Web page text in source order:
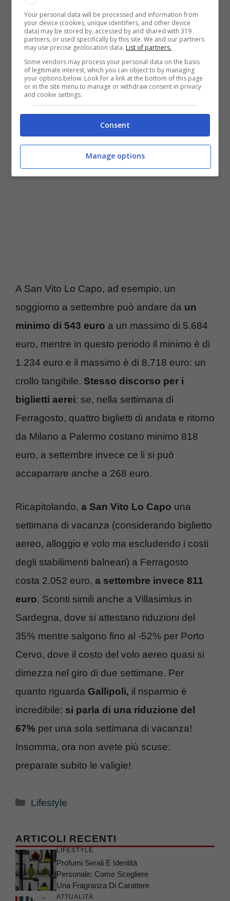
A San Vito Lo Capo, ad esempio, un
soggiorno a settembre può andare da un
minimo di 543 euro a un massimo di 5.684
euro, mentre in questo periodo il minimo è di
1.234 euro e il massimo è di 8.718 euro: un
crollo tangibile. Stesso discorso per i
biglietti aerei: se, nella settimana di
Ferragosto, quattro biglietti di andata e ritorno
da Milano a Palermo costano minimo 818
euro, a settembre invece ce li si può
accaparrare anche a 268 euro.
Ricapitolando, a San Vito Lo Capo una
settimana di vacanza (considerando biglietto
aereo, alloggio e volo ma escludendo i costi
degli stabilimenti balneari) a Ferragosto
costa 2.052 euro, a settembre invece 811
euro. Sconti simili anche a Villasimius in
Sardegna, dove si attestano riduzioni del
35% mentre salgono fino al -52% per Porto
Cervo, dove il costo del volo aereo quasi si
dimezza nel giro di due settimane. Per
quanto riguarda Gallipoli, il risparmio è
incredibile: si parla di una riduzione del
67% per una sola settimana di vacanza!
Insomma, ora non avete più scuse:
preparate subito le valigie!
Categorie
Lifestyle
ARTICOLI RECENTI
LIFESTYLE
Profumi Serali E Identità
Personale: Come Scegliere
Una Fragranza Di Carattere
ATTUALITÀ
Your personal data will be processed and information from
your device (cookies, unique identifiers, and other device
data) may be stored by, accessed by and shared with 319
partners, or used specifically by this site. We and our partners
may use precise geolocation data. List of partners.
Some vendors may process your personal data on the basis
of legitimate interest, which you can object to by managing
your options below. Look for a link at the bottom of this page
or in the site menu to manage or withdraw consent in privacy
and cookie settings.
Consent
Manage options